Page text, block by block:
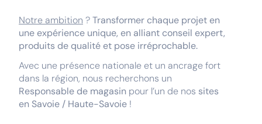
Notre ambition ?Transformer chaque projet en
une expérience unique, en alliant conseil expert,
produits de qualité et pose irréprochable.
Avec une présence nationale et un ancrage fort
dans la région, nous recherchons un
Responsable de magasin pour l’un de nos sites
en Savoie / Haute-Savoie !